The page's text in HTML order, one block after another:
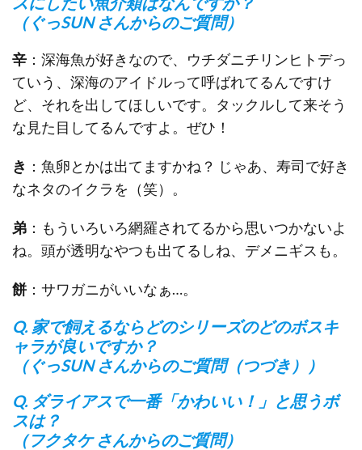
（ぐっSUN さんからのご質問）
辛 ：深海魚が好きなので、ウチダニチリンヒトデっ
ていう、深海のアイドルって呼ばれてるんですけ
ど、それを出してほしいです。タックルして来そう
な見た目してるんですよ。ぜひ！
き ：魚卵とかは出てますかね？ じゃあ、寿司で好き
なネタのイクラを（笑）。
弟 ：もういろいろ網羅されてるから思いつかないよ
ね。頭が透明なやつも出てるしね、デメニギスも。
餅 ：サワガニがいいなぁ…。
Q. 家で飼えるならどのシリーズのどのボスキ
ャラが良いですか？
（ぐっSUN さんからのご質問（つづき））
Q. ダライアスで一番「かわいい！」と思うボ
スは？
（フクタケ さんからのご質問）